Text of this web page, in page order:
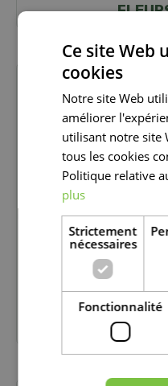
FLEURS
Ce site Web
cookies
Notre site Web
améliorer
utilisant notre site
tous les cookies
Politique relative
plus
Strictement
nécessaires
Fonctionnalité